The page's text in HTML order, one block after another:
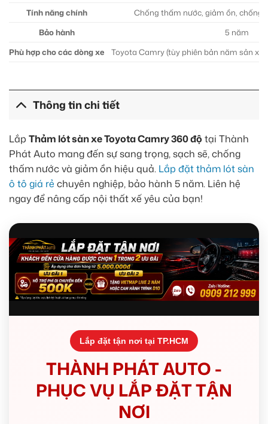
Tính năng chính
Chống thấm nước, giảm ồn, chống
Bảo hành
5 năm
Phù hợp cho các dòng xe
Toyota Camry (tùy phiên bản năm sản
Thông tin chi tiết
Lắp Thảm lót sàn xe Toyota Camry 360 độ tại Thành
Phát Auto mang đến sự sang trọng, sạch sẽ, chống
thấm nước và giảm ồn hiệu quả. Lắp đặt thảm lót sàn
ô tô giá rẻ chuyên nghiệp, bảo hành 5 năm. Liên hệ
ngay để nâng cấp nội thất xế yêu của bạn!
Lắp đặt tận nơi tại TP.HCM
THÀNH PHÁT AUTO -
PHỤC VỤ LẮP ĐẶT TẬN
NƠI